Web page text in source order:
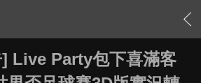
告示版 › 內容
Live Party包下喜滿客